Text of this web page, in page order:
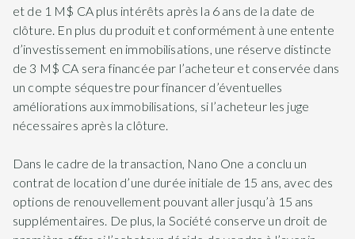
et de 1 M$ CA plus intérêts après la 6 ans de la date de
clôture. En plus du produit et conformément à une entente
d’investissement en immobilisations, une réserve distincte
de 3 M$ CA sera financée par l’acheteur et conservée dans
un compte séquestre pour financer d’éventuelles
améliorations aux immobilisations, si l’acheteur les juge
nécessaires après la clôture.
Dans le cadre de la transaction, Nano One a conclu un
contrat de location d’une durée initiale de 15 ans, avec des
options de renouvellement pouvant aller jusqu’à 15 ans
supplémentaires. De plus, la Société conserve un droit de